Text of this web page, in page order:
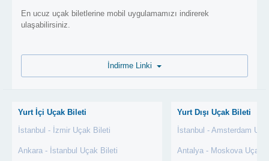
En ucuz uçak biletlerine mobil uygulamamızı indirerek
ulaşabilirsiniz.
Yurt İçi Uçak Bileti
İstanbul - İzmir Uçak Bileti
Ankara - İstanbul Uçak Bileti
Yurt Dışı Uçak Bileti
İstanbul - Amsterdam
Antalya - Moskova Uçak